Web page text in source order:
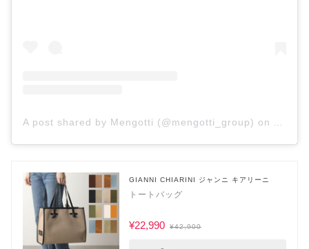
A post shared by Mengotti (@mengotti_group) on Aug
GIANNI CHIARINI ジャンニ キアリーニ
トートバッグ
¥22,990 ¥42,900